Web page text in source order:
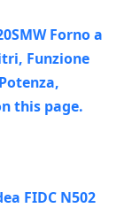
FIDC N502